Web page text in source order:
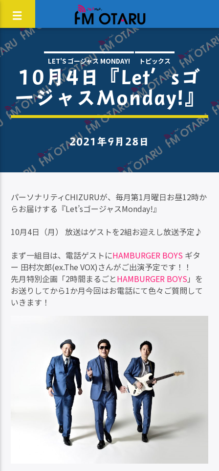
LET'S ゴージャス MONDAY! トピックス
10月4日『Let’sゴ
ージャスMonday!』
2021年9月28日
パーソナリティCHIZURUが、毎月第1月曜日お昼12時か
らお届けする『Let’sゴージャスMonday!』
10月4日（月） 放送はゲストを2組お迎えし放送予定♪
まず一組目は、電話ゲストにHAMBURGER BOYS ギタ
ー 田村次郎(ex.The VOX)さんがご出演予定です！！
先月特別企画「2時間まるごとHAMBURGER BOYS」を
お送りしてから1か月今回はお電話にて色々ご質問して
いきます！